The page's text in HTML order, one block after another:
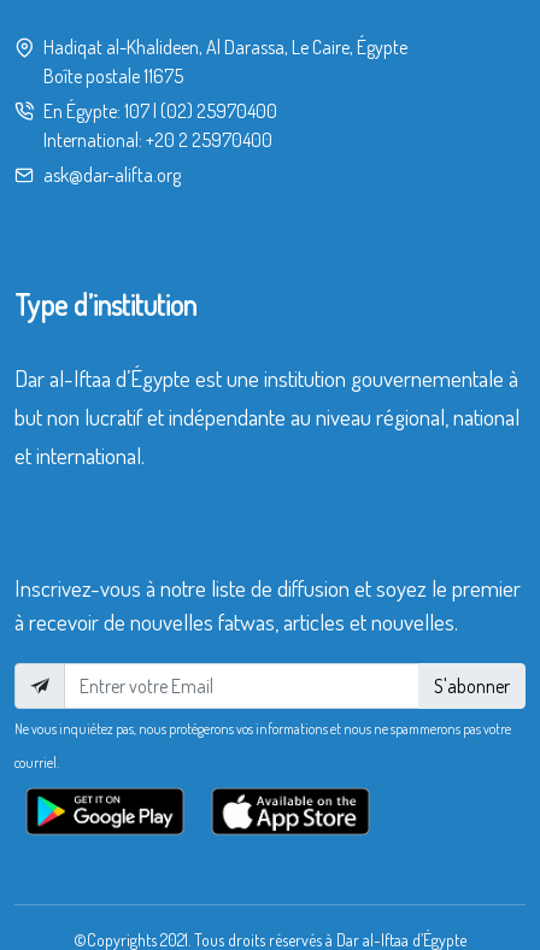
Hadiqat al-Khalideen, Al Darassa, Le Caire, Égypte
Boîte postale 11675
En Égypte: 107 (02) 25970400
International: +20 2 25970400
ask@dar-alifta.org
Type d’institution
Dar al-Iftaa d’Égypte est une institution gouvernementale à
but non lucratif et indépendante au niveau régional, national
et international.
Inscrivez-vous à notre liste de diffusion et soyez le premier
à recevoir de nouvelles fatwas, articles et nouvelles.
S'abonner
Ne vous inquiétez pas, nous protégerons vos informations et nous ne spammerons pas votre
courriel.
©Copyrights 2021. Tous droits réservés à Dar al-Iftaa d’Égypte